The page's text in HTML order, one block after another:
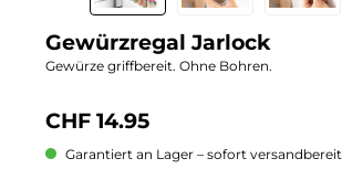
Gewürzregal Jarlock
Gewürze griffbereit. Ohne Bohren.
CHF 14.95
Garantiert an Lager – sofort versandbereit